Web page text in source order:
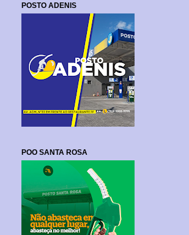
POSTO ADENIS
POO SANTA ROSA